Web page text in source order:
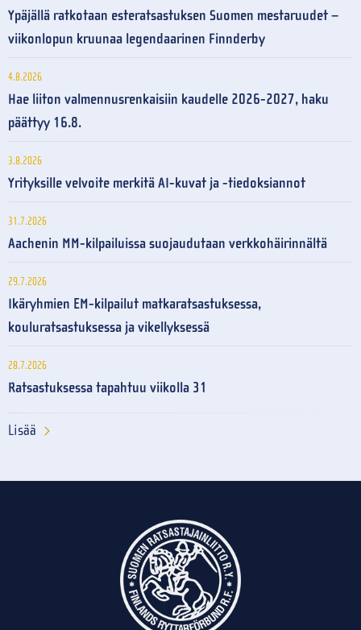
Ypäjällä ratkotaan esteratsastuksen Suomen mestaruudet –
viikonlopun kruunaa legendaarinen Finnderby
4.8.2026
Hae liiton valmennusrenkaisiin kaudelle 2026-2027, haku
päättyy 16.8.
3.8.2026
Yrityksille velvoite merkitä AI-kuvat ja -tiedoksiannot
31.7.2026
Aachenin MM-kilpailuissa suojaudutaan verkkohäirinnältä
29.7.2026
Ikäryhmien EM-kilpailut matkaratsastuksessa,
kouluratsastuksessa ja vikellyksessä
28.7.2026
Ratsastuksessa tapahtuu viikolla 31
Lisää